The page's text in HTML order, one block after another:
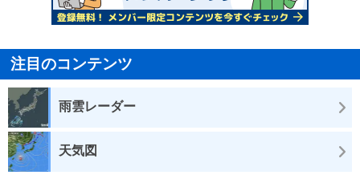
注目のコンテンツ
雨雲レーダー
天気図